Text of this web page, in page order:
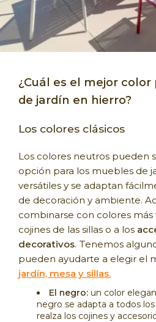
¿Cuál es el mejor
de jardín en hierro?
Los colores clásicos
Los colores neutros pueden
opción para los muebles de
versátiles y se adaptan
de decoración y ambiente.
combinarse con colores más
cojines de las sillas o a los
decorativos. Tenemos
pueden ayudarte a elegir el
jardín, mesa y sillas.
El negro: un color
negro se adapta a todos
realza los cojines y